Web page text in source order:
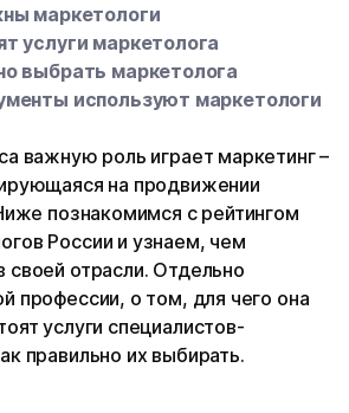
маркетологи
услуги маркетолога
выбрать маркетолога
используют маркетологи
важную роль играет маркетинг –
на продвижении
познакомимся с рейтингом
России и узнаем, чем
своей отрасли. Отдельно
профессии, о том, для чего она
услуги специалистов-
правильно их выбирать.